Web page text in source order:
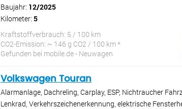
Baujahr: 12/2025
Kilometer: 5
Kraftstoffverbrauch: 5 / 100 km
CO2-Emission: ~ 146 g CO2 / 100 km *
Gefunden bei mobile.de - Neuwagen
Volkswagen Touran
Alarmanlage, Dachreling, Carplay, ESP, Nichtraucher
Lenkrad, Verkehrszeichenerkennung, elektrische